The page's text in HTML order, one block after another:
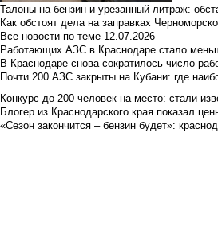
Талоны на бензин и урезанный литраж:
Как обстоят дела на заправках
Все новости по теме 12.07.2026
Работающих АЗС в Краснодаре стало
В Краснодаре снова сократилось число
Почти 200 АЗС закрыты на Кубани: где
Конкурс до 200 человек на место: стали
Блогер из Краснодарского края показал
«Сезон закончится – бензин будет»: